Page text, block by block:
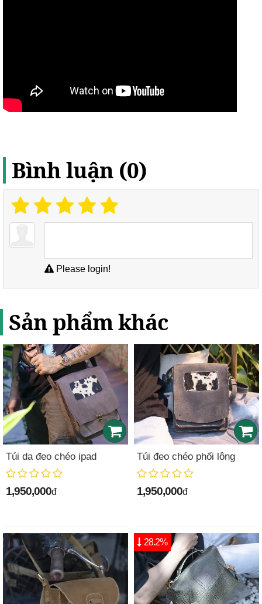
Bình luận (0)
Please login!
Sản phẩm khác
Túi da đeo chéo ipad
1,950,000đ
Túi đeo chéo phối lông
1,950,000đ
28.2%